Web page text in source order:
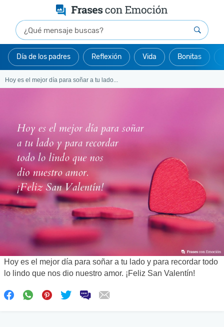
Día de los padres Reflexión Vida Bonitas
Hoy es el mejor día para soñar a tu lado...
Hoy es el mejor día para soñar a tu lado y para recordar todo
lo lindo que nos dio nuestro amor. ¡Feliz San Valentín!